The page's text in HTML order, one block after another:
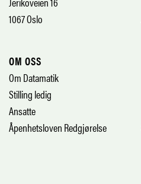
1067 Oslo
OM OSS
Om Datamatik
Stilling ledig
Ansatte
Åpenhetsloven Redgjørelse